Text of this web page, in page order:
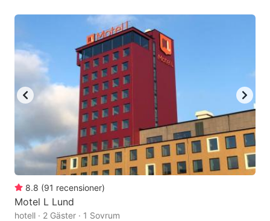
8.8 (91 recensioner)
Motel L Lund
hotell · 2 Gäster · 1 Sovrum